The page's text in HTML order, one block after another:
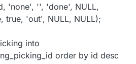
'none', '', 'done', NULL,
true, 'out', NULL, NULL);
into
order by id desc